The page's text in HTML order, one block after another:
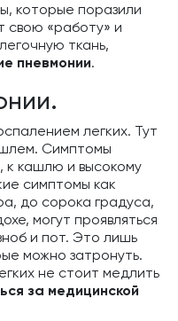
которые поразили
свою «работу» и
ткань,
пневмонии.
легких. Тут
Симптомы
к кашлю и высокому
симптомы как
до сорока градуса,
могут проявляться
и пот. Это лишь
можно затронуть.
не стоит медлить
за медицинской